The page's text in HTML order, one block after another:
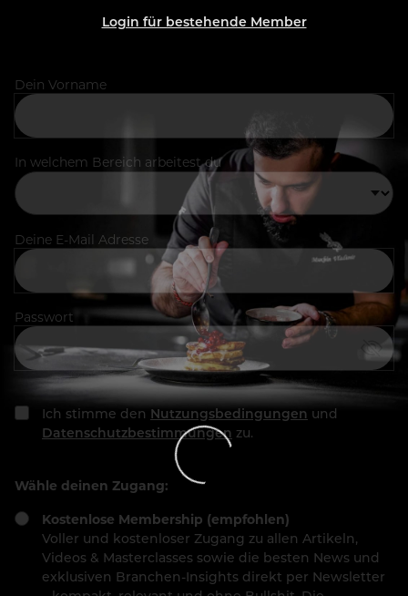
Login für bestehende Member
Dein Vorname
In welchem Bereich arbeitest du
Deine E-Mail Adresse
Passwort
Ich stimme den Nutzungsbedingungen und
Datenschutzbestimmungen zu.
Wähle deinen Zugang:
Kostenlose Membership (empfohlen)
Voller und kostenloser Zugang zu allen Artikeln,
Videos & Masterclasses sowie die besten News und
exklusiven Branchen-Insights direkt per Newsletter